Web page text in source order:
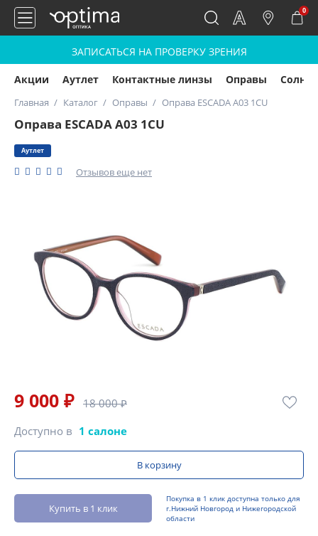
0
ЗАПИСАТЬСЯ НА ПРОВЕРКУ ЗРЕНИЯ
Акции Аутлет Контактные линзы Оправы
Главная Каталог Оправы Оправа ESCADA A03 1CU
Оправа ESCADA A03 1CU
Аутлет
Отзывов еще нет
9 000 ₽ 18 000 ₽
Доступно в 1 салоне
В корзину
Купить в 1 клик
Покупка в 1 клик доступна только для
г.Нижний Новгород и Нижегородской
области